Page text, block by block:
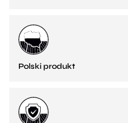
Polski produkt